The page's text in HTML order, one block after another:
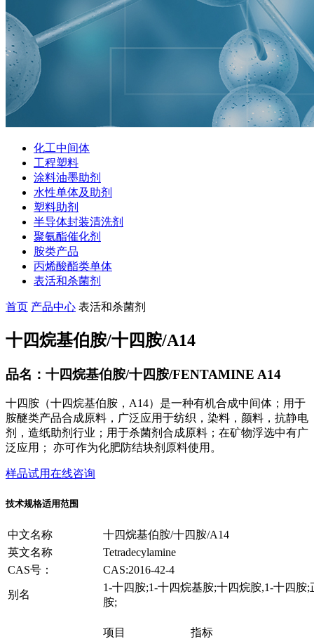
化工中间体
工程塑料
涂料油墨助剂
水性单体及助剂
塑料助剂
半导体封装清洗剂
聚氨酯催化剂
胺类产品
丙烯酸酯类单体
表活和杀菌剂
首页 产品中心 表活和杀菌剂
十四烷基伯胺/十四胺/A14
品名：十四烷基伯胺/十四胺/FENTAMINE A14
十四胺（十四烷基伯胺，A14）是一种有机合成中间体；用于
胺醚类产品合成原料，广泛应用于纺织，染料，颜料，抗静电
剂，造纸助剂行业；用于杀菌剂合成原料；在矿物浮选中有广
泛应用； 亦可作为化肥防结块剂原料使用。
样品试用在线咨询
技术规格适用范围
中文名称
十四烷基伯胺/十四胺/A14
英文名称
Tetradecylamine
CAS号：
CAS:2016-42-4
别名
1-十四胺;1-十四烷基胺;十四烷胺,1-十四胺;
胺;
项目
指标